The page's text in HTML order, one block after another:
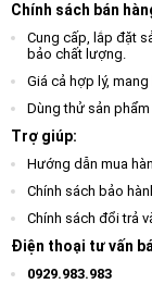
Chính sách bán
Cung cấp, lắp đặt
bảo chất lượng.
Giá cả hợp lý,
Dùng thử sản
Trợ giúp:
Hướng dẫn mua
Chính sách bảo
Chính sách đổi trả
Điện thoại tư vấn
0929.983.983